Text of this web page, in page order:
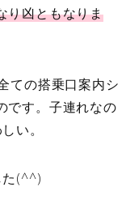
り凶ともなりま
ての搭乗口案内シ
です。子連れなの
い。
た(^^)